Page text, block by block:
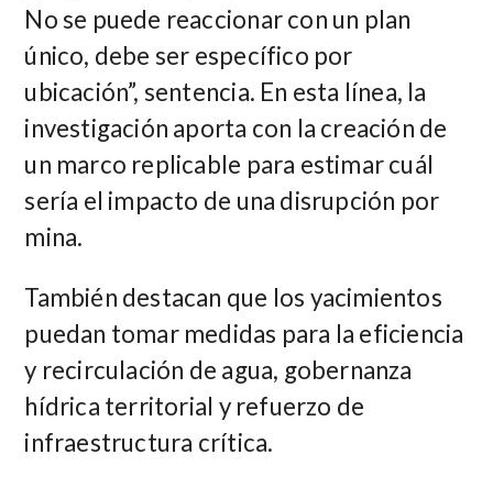
No se puede reaccionar con un plan
único, debe ser específico por
ubicación”, sentencia. En esta línea, la
investigación aporta con la creación de
un marco replicable para estimar cuál
sería el impacto de una disrupción por
mina.
También destacan que los yacimientos
puedan tomar medidas para la eficiencia
y recirculación de agua, gobernanza
hídrica territorial y refuerzo de
infraestructura crítica.